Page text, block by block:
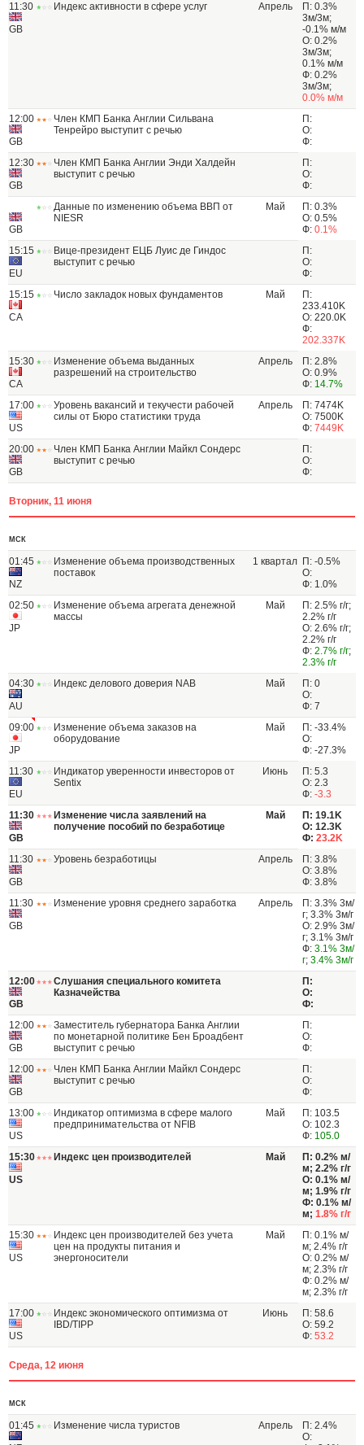
11:30
GB
Индекс активности в сфере услуг Апрель
П: 0.3%
3м/3м;
-0.1% м/м
О: 0.2%
3м/3м;
0.1% м/м
Ф: 0.2%
3м/3м;
0.0% м/м
12:00
GB
Член КМП Банка Англии Сильвана
Тенрейро выступит с речью
П:
О:
Ф:
12:30
GB
Член КМП Банка Англии Энди Халдейн
выступит с речью
П:
О:
Ф:
GB
Данные по изменению объема ВВП от
NIESR
Май
П: 0.3%
О: 0.5%
Ф: 0.1%
15:15
EU
Вице-президент ЕЦБ Луис де Гиндос
выступит с речью
П:
О:
Ф:
15:15
CA
Число закладок новых фундаментов Май
П:
233.410K
О: 220.0K
Ф:
202.337K
15:30
CA
Изменение объема выданных
разрешений на строительство
Апрель
П: 2.8%
О: 0.9%
Ф: 14.7%
17:00
US
Уровень вакансий и текучести рабочей
силы от Бюро статистики труда
Апрель
П: 7474K
О: 7500K
Ф: 7449K
20:00
GB
Член КМП Банка Англии Майкл Сондерс
выступит с речью
П:
О:
Ф:
Вторник, 11 июня
МСК
01:45
NZ
Изменение объема производственных
поставок
1 квартал П: -0.5%
О:
Ф: 1.0%
02:50
JP
Изменение объема агрегата денежной
массы
Май
П: 2.5% г/г;
2.2% г/г
О: 2.6% г/г;
2.2% г/г
Ф: 2.7% г/г;
2.3% г/г
04:30
AU
Индекс делового доверия NAB Май
П: 0
О:
Ф: 7
09:00
JP
Изменение объема заказов на
оборудование
Май
П: -33.4%
О:
Ф: -27.3%
11:30
EU
Индикатор уверенности инвесторов от
Sentix
Июнь
П: 5.3
О: 2.3
Ф: -3.3
11:30
GB
Изменение числа заявлений на
получение пособий по безработице
Май
П: 19.1K
О: 12.3K
Ф: 23.2K
11:30
GB
Уровень безработицы Апрель
П: 3.8%
О: 3.8%
Ф: 3.8%
11:30
GB
Изменение уровня среднего заработка Апрель
П: 3.3% 3м/
г; 3.3% 3м/г
О: 2.9% 3м/
г; 3.1% 3м/г
Ф: 3.1% 3м/
г; 3.4% 3м/г
12:00
GB
Слушания специального комитета
Казначейства
П:
О:
Ф:
12:00
GB
Заместитель губернатора Банка Англии
по монетарной политике Бен Броадбент
выступит с речью
П:
О:
Ф:
12:00
GB
Член КМП Банка Англии Майкл Сондерс
выступит с речью
П:
О:
Ф:
13:00
US
Индикатор оптимизма в сфере малого
предпринимательства от NFIB
Май
П: 103.5
О: 102.3
Ф: 105.0
15:30
US
Индекс цен производителей Май
П: 0.2% м/
м; 2.2% г/г
О: 0.1% м/
м; 1.9% г/г
Ф: 0.1% м/
м; 1.8% г/г
15:30
US
Индекс цен производителей без учета
цен на продукты питания и
энергоносители
Май
П: 0.1% м/
м; 2.4% г/г
О: 0.2% м/
м; 2.3% г/г
Ф: 0.2% м/
м; 2.3% г/г
17:00
US
Индекс экономического оптимизма от
IBD/TIPP
Июнь
П: 58.6
О: 59.2
Ф: 53.2
Среда, 12 июня
МСК
01:45
Изменение числа туристов Апрель
П: 2.4%
О: